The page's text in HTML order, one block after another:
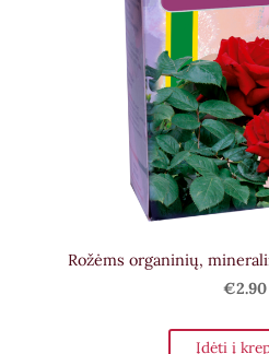
Rožėms organinių,
€2.90
Įdėti į